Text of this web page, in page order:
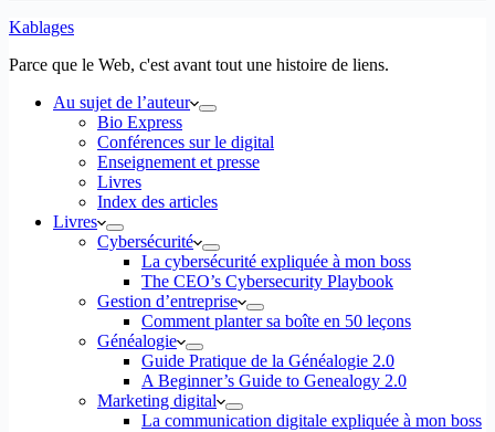
Kablages
Parce que le Web, c'est avant tout une histoire de liens.
Au sujet de l’auteur
Bio Express
Conférences sur le digital
Enseignement et presse
Livres
Index des articles
Livres
Cybersécurité
La cybersécurité expliquée à mon boss
The CEO’s Cybersecurity Playbook
Gestion d’entreprise
Comment planter sa boîte en 50 leçons
Généalogie
Guide Pratique de la Généalogie 2.0
A Beginner’s Guide to Genealogy 2.0
Marketing digital
La communication digitale expliquée à mon boss